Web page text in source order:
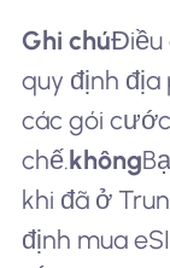
Ghi chúĐiều
quy định địa
các gói
chế.không
khi đã ở
định mua